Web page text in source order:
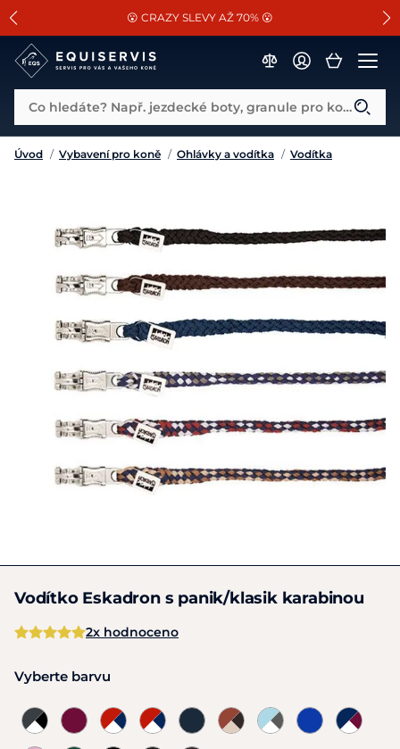
SLEVA 13% na vše od Cassini!
😮 CRAZY SLEVY AŽ 70% 😮
📐Pasování a doplňky k vybraným sedlům ZDARMA 🐴
Co hledáte? Např. jezdecké boty, granule pro koně...
Úvod / Vybavení pro koně / Ohlávky a vodítka / Vodítka
Vodítko Eskadron s panik/klasik karabinou
2x hodnoceno
Vyberte barvu